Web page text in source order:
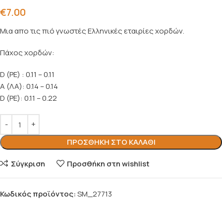
€7.00
Μια απο τις πιό γνωστές Ελληνικές εταιρίες χορδών.
Πάχος χορδών:
D (ΡΕ) : 0.11 – 0.11
Α (ΛΑ): 0.14 – 0.14
D (ΡΕ): 0.11 – 0.22
ΠΡΟΣΘΉΚΗ ΣΤΟ ΚΑΛΆΘΙ
Σύγκριση Προσθήκη στη wishlist
Κωδικός προϊόντος:SM_27713